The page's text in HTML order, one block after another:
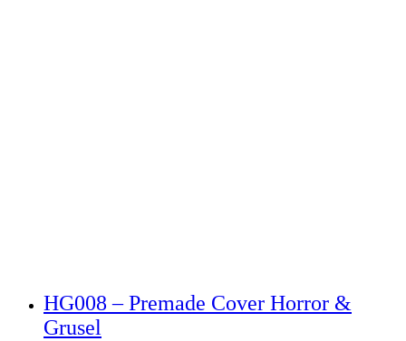
HG008 – Premade Cover Horror &
Grusel